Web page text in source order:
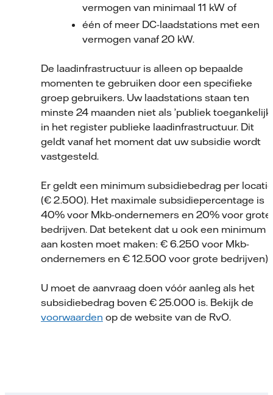
vermogen van minimaal 11 kW of
één of meer DC-laadstations met een
vermogen vanaf 20 kW.
De laadinfrastructuur is alleen op bepaalde
momenten te gebruiken door een specifieke
groep gebruikers. Uw laadstations staan ten
minste 24 maanden niet als ’publiek toegankelijk’
in het register publieke laadinfrastructuur. Dit
geldt vanaf het moment dat uw subsidie wordt
vastgesteld.
Er geldt een minimum subsidiebedrag per locatie
(€ 2.500). Het maximale subsidiepercentage is
40% voor Mkb-ondernemers en 20% voor grote
bedrijven. Dat betekent dat u ook een minimum
aan kosten moet maken: € 6.250 voor Mkb-
ondernemers en € 12.500 voor grote bedrijven).
U moet de aanvraag doen vóór aanleg als het
subsidiebedrag boven € 25.000 is. Bekijk de
voorwaarden op de website van de RvO.